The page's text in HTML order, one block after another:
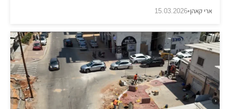
ארי קאהן•
15.03.2026